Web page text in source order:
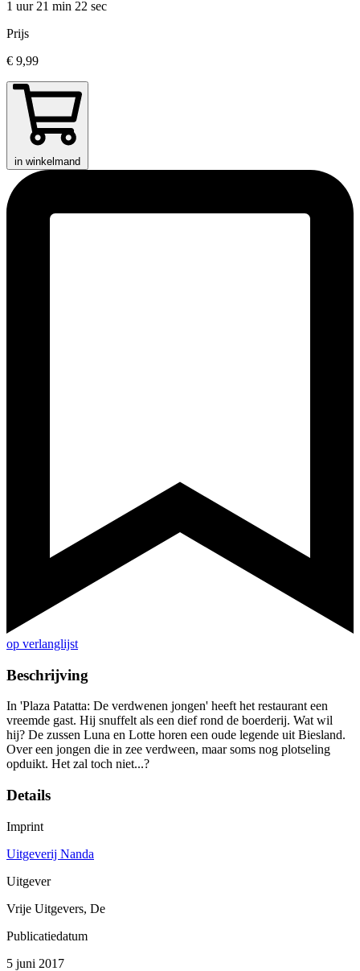
1 uur 21 min 22 sec
Prijs
€ 9,99
in winkelmand
op verlanglijst
Beschrijving
In 'Plaza Patatta: De verdwenen jongen' heeft het restaurant een
vreemde gast. Hij snuffelt als een dief rond de boerderij. Wat wil
hij? De zussen Luna en Lotte horen een oude legende uit Biesland.
Over een jongen die in zee verdween, maar soms nog plotseling
opduikt. Het zal toch niet...?
Details
Imprint
Uitgeverij Nanda
Uitgever
Vrije Uitgevers, De
Publicatiedatum
5 juni 2017